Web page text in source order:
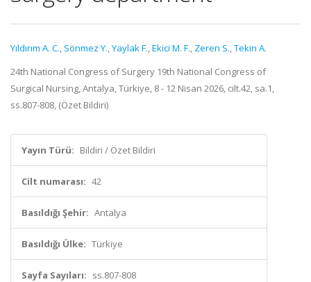
Yıldırım A. C., Sönmez Y.,Yaylak F.,Ekici M. F., Zeren S.,Tekin A.
24th National Congress of Surgery 19th National Congress of
Surgical Nursing, Antalya, Türkiye, 8 - 12 Nisan 2026, cilt.42, sa.1,
ss.807-808, (Özet Bildiri)
Yayın Türü: Bildiri / Özet Bildiri
Cilt numarası: 42
Basıldığı Şehir: Antalya
Basıldığı Ülke: Türkiye
Sayfa Sayıları: ss.807-808